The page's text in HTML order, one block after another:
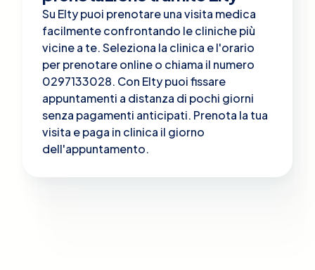
Su Elty puoi prenotare una visita medica
facilmente confrontando le cliniche più
vicine a te. Seleziona la clinica e l'orario
per prenotare online o chiama il numero
0297133028. Con Elty puoi fissare
appuntamenti a distanza di pochi giorni
senza pagamenti anticipati. Prenota la tua
visita e paga in clinica il giorno
dell'appuntamento.